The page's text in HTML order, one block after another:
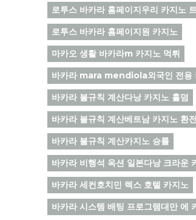
로투스 바카라 홈페이지우리 카지노
로투스 바카라 홈페이지원 카지노
마카오 생활 바카라m 카지노 먹튀
바카라 mara mendiola외국인 전용
바카라 불규칙 계산다낭 카지노 홀덤
바카라 불규칙 계산베트남 카지노 환전
바카라 불규칙 계산카지노 승률
바카라 비행석 옥션 일본다낭 크라운
바카라 세컨호치민 렉스 호텔 카지노
바카라 시스템 배팅 프로그램대만 에